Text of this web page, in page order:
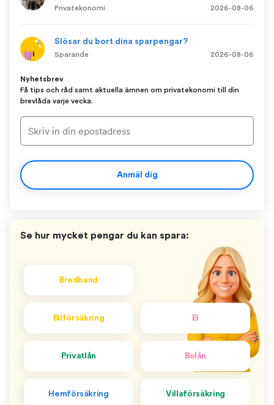
Privatekonomi 2026-08-06
Slösar du bort dina sparpengar?
Sparande 2026-08-06
Nyhetsbrev
Få tips och råd samt aktuella ämnen om privatekonomi till din
brevlåda varje vecka.
Anmäl dig
Se hur mycket pengar du kan spara:
Bredband
Bilförsäkring El
Privatlån Bolån
Hemförsäkring Villaförsäkring